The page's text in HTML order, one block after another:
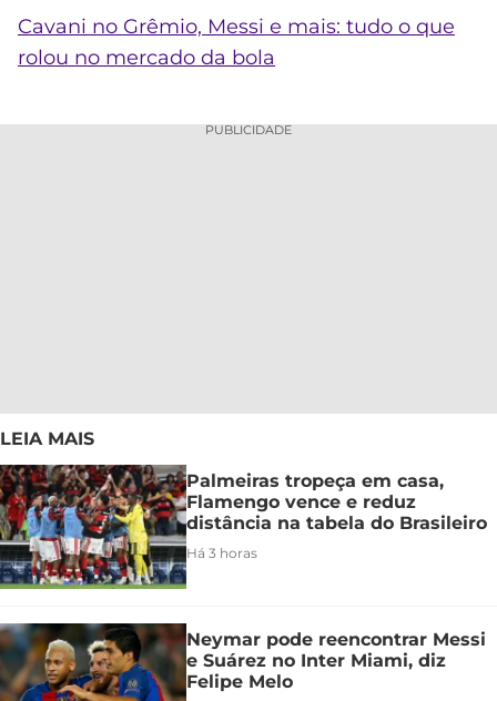
Cavani no Grêmio, Messi e mais: tudo o que
rolou no mercado da bola
PUBLICIDADE
LEIA MAIS
Palmeiras tropeça em casa,
Flamengo vence e reduz
distância na tabela do Brasileiro
Há 3 horas
Neymar pode reencontrar Messi
e Suárez no Inter Miami, diz
Felipe Melo